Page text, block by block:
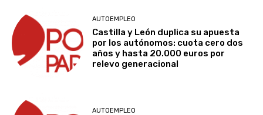
AUTOEMPLEO
Castilla y León duplica su apuesta
por los autónomos: cuota cero dos
años y hasta 20.000 euros por
relevo generacional
AUTOEMPLEO